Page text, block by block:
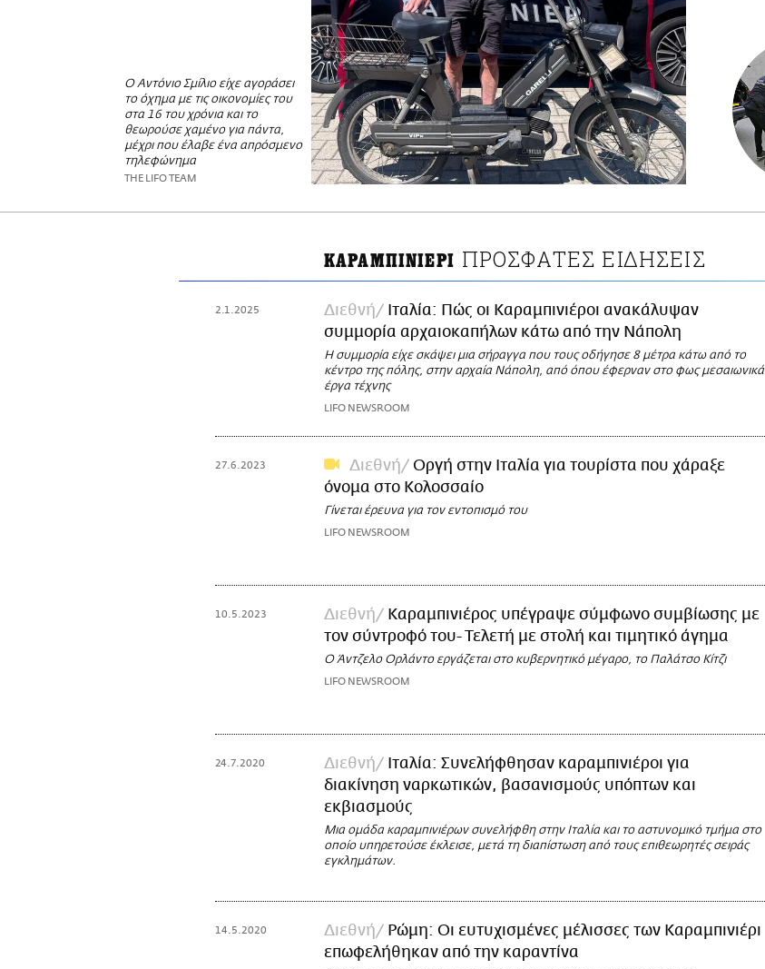
Ο Αντόνιο Σμίλιο είχε αγοράσει
το όχημα με τις οικονομίες του
στα 16 του χρόνια και το
θεωρούσε χαμένο για πάντα,
μέχρι που έλαβε ένα απρόσμενο
τηλεφώνημα
THE LIFO TEAM
ΚΑΡΑΜΠΙΝΙΕΡΙ ΠΡΟΣΦΑΤΕΣ ΕΙΔΗΣΕΙΣ
2.1.2025 Διεθνή
Ιταλία: Πώς οι Καραμπινιέροι ανακάλυψαν
συμμορία αρχαιοκαπήλων κάτω από την Νάπολη
Η συμμορία είχε σκάψει μια σήραγγα που τους οδήγησε 8 μέτρα κάτω από το
κέντρο της πόλης, στην αρχαία Νάπολη, από όπου έφερναν στο φως μεσαιωνικά
έργα τέχνης
LIFO NEWSROOM
27.6.2023 Διεθνή
Οργή στην Ιταλία για τουρίστα που χάραξε
όνομα στο Κολοσσαίο
Γίνεται έρευνα για τον εντοπισμό του
LIFO NEWSROOM
10.5.2023 Διεθνή
Καραμπινιέρος υπέγραψε σύμφωνο συμβίωσης με
τον σύντροφό του- Τελετή με στολή και τιμητικό άγημα
Ο Άντζελο Ορλάντο εργάζεται στο κυβερνητικό μέγαρο, το Παλάτσο Κίτζι
LIFO NEWSROOM
24.7.2020 Διεθνή
Ιταλία: Συνελήφθησαν καραμπινιέροι για
διακίνηση ναρκωτικών, βασανισμούς υπόπτων και
εκβιασμούς
Μια ομάδα καραμπινιέρων συνελήφθη στην Ιταλία και το αστυνομικό τμήμα στο
οποίο υπηρετούσε έκλεισε, μετά τη διαπίστωση από τους επιθεωρητές σειράς
εγκλημάτων.
14.5.2020 Διεθνή
Ρώμη: Οι ευτυχισμένες μέλισσες των Καραμπινιέρι
επωφελήθηκαν από την καραντίνα